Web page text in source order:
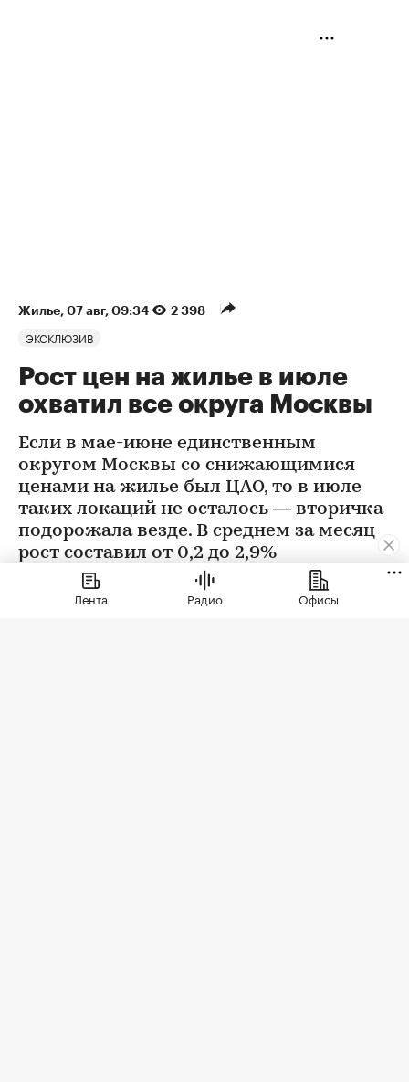
Жилье⁠, 07 авг, 09:34 2 398
ЭКСКЛЮЗИВ
Рост цен на жилье в июле
охватил все округа Москвы
Если в мае-июне единственным
округом Москвы со снижающимися
ценами на жилье был ЦАО, то в июле
таких локаций не осталось — вторичка
подорожала везде. В среднем за месяц
рост составил от 0,2 до 2,9%
Лента Радио Офисы